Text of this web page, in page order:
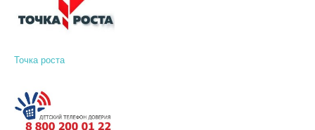
Точка роста